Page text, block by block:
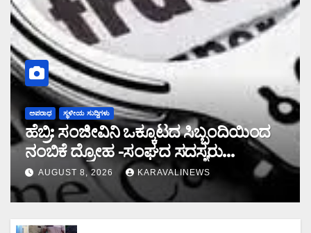
ಅಪರಾಧ ಸ್ಥಳೀಯ ಸುದ್ದಿಗಳು
ಹೆಬ್ರಿ: ಸಂಜೀವಿನಿ ಒಕ್ಕೂಟದ ಸಿಬ್ಬಂದಿಯಿಂದ
ನಂಬಿಕೆ ದ್ರೋಹ -ಸಂಘದ ಸದಸ್ಯರು
ಮರುಪಾವತಿ ಮಾಡಿದ ಸಾಲ ಜಮಾ ಮಾಡದೆ
28,19,489 ರೂ. ವಂಚನೆ
AUGUST 8, 2026 KARAVALINEWS